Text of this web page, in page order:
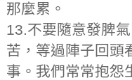
那麼累。
13.不要隨意發脾
苦，等過陣子回頭
事。我們常常抱怨